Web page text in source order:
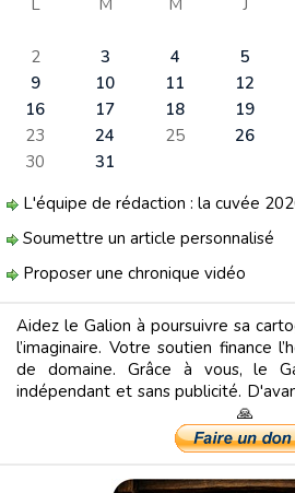
L
M M J
2
3 4 5
9
10 11 12
16
17 18 19
23
24 25 26
30
31
L'équipe de rédaction : la cuvée
Soumettre un article personnalisé
Proposer une chronique vidéo
Aidez le Galion à poursuivre sa
l’imaginaire. Votre soutien finance
de domaine. Grâce à vous, le
indépendant et sans publicité.
🙏